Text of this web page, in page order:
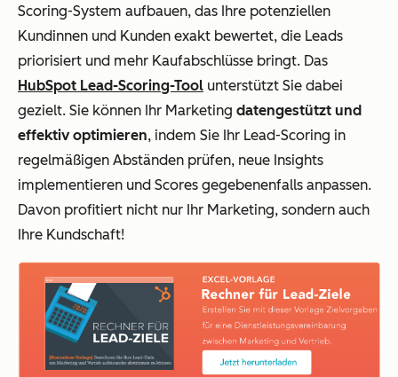
Scoring-System aufbauen, das Ihre potenziellen
Kundinnen und Kunden exakt bewertet, die Leads
priorisiert und mehr Kaufabschlüsse bringt. Das
HubSpot Lead-Scoring-Tool unterstützt Sie dabei
gezielt. Sie können Ihr Marketing datengestützt und
effektiv optimieren, indem Sie Ihr Lead-Scoring in
regelmäßigen Abständen prüfen, neue Insights
implementieren und Scores gegebenenfalls anpassen.
Davon profitiert nicht nur Ihr Marketing, sondern auch
Ihre Kundschaft!